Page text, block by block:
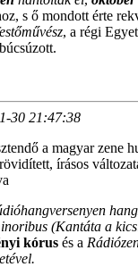
s ő mondott érte
, a régi
30 21:47:38
a magyar zene
írásos
(Kantáta a
kórus és a